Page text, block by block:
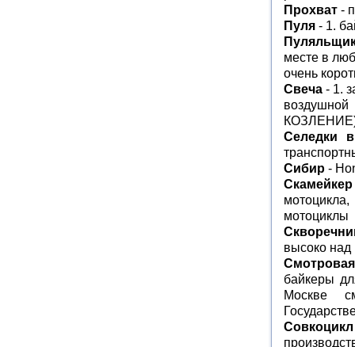
Прохват -
Пуля - 1.
месте в
очень
Свеча - 1.
КОЗЛЕНИЕ)
Селедки
Сибир -
Скамейкер
мотоциклы
высоко над
Смотровая
байкеры
Москве
Совкоцикл